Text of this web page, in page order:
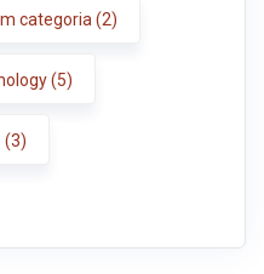
categoria (2)
(5)
(3)